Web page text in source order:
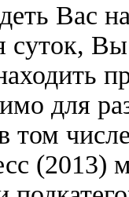
Вас
суток,
для
том
(2013)